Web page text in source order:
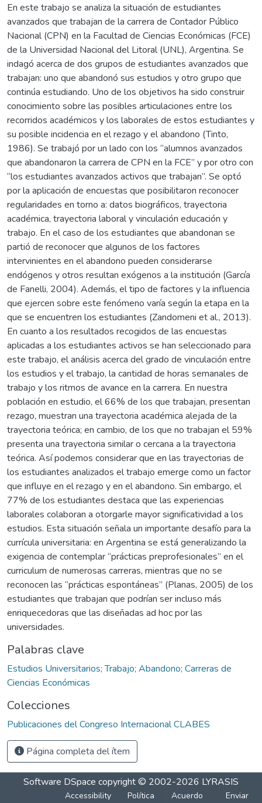
En este trabajo se analiza la situación de estudiantes
avanzados que trabajan de la carrera de Contador Público
Nacional (CPN) en la Facultad de Ciencias Económicas (FCE)
de la Universidad Nacional del Litoral (UNL), Argentina. Se
indagó acerca de dos grupos de estudiantes avanzados que
trabajan: uno que abandonó sus estudios y otro grupo que
continúa estudiando. Uno de los objetivos ha sido construir
conocimiento sobre las posibles articulaciones entre los
recorridos académicos y los laborales de estos estudiantes y
su posible incidencia en el rezago y el abandono (Tinto,
1986). Se trabajó por un lado con los “alumnos avanzados
que abandonaron la carrera de CPN en la FCE” y por otro con
“los estudiantes avanzados activos que trabajan”. Se optó
por la aplicación de encuestas que posibilitaron reconocer
regularidades en torno a: datos biográficos, trayectoria
académica, trayectoria laboral y vinculación educación y
trabajo. En el caso de los estudiantes que abandonan se
partió de reconocer que algunos de los factores
intervinientes en el abandono pueden considerarse
endógenos y otros resultan exógenos a la institución (García
de Fanelli, 2004). Además, el tipo de factores y la influencia
que ejercen sobre este fenómeno varía según la etapa en la
que se encuentren los estudiantes (Zandomeni et al., 2013).
En cuanto a los resultados recogidos de las encuestas
aplicadas a los estudiantes activos se han seleccionado para
este trabajo, el análisis acerca del grado de vinculación entre
los estudios y el trabajo, la cantidad de horas semanales de
trabajo y los ritmos de avance en la carrera. En nuestra
población en estudio, el 66% de los que trabajan, presentan
rezago, muestran una trayectoria académica alejada de la
trayectoria teórica; en cambio, de los que no trabajan el 59%
presenta una trayectoria similar o cercana a la trayectoria
teórica. Así podemos considerar que en las trayectorias de
los estudiantes analizados el trabajo emerge como un factor
que influye en el rezago y en el abandono. Sin embargo, el
77% de los estudiantes destaca que las experiencias
laborales colaboran a otorgarle mayor significatividad a los
estudios. Esta situación señala un importante desafío para la
currícula universitaria: en Argentina se está generalizando la
exigencia de contemplar “prácticas preprofesionales” en el
curriculum de numerosas carreras, mientras que no se
reconocen las “prácticas espontáneas” (Planas, 2005) de los
estudiantes que trabajan que podrían ser incluso más
enriquecedoras que las diseñadas ad hoc por las
universidades.
Palabras clave
Estudios Universitarios; Trabajo; Abandono; Carreras de
Ciencias Económicas
Colecciones
Publicaciones del Congreso Internacional CLABES
Página completa del ítem
Software DSpace copyright © 2002-2026 LYRASIS
Accessibility
Política
Acuerdo
Enviar